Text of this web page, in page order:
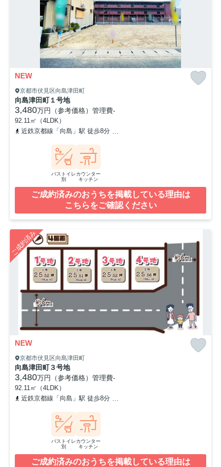
NEW
京都市伏見区向島津田町
向島津田町１号地
3,480万円（参考価格） 管理費-
92.11㎡（4LDK）
近鉄京都線「向島」駅 徒歩8分
バストイレ
別
カウンター
キッチン
ご成約済みのおうちを掲載している理由は
こちらをご確認ください
ご成約済み
NEW
京都市伏見区向島津田町
向島津田町３号地
3,480万円（参考価格） 管理費-
92.11㎡（4LDK）
近鉄京都線「向島」駅 徒歩8分
バストイレ
別
カウンター
キッチン
ご成約済みのおうちを掲載している理由は